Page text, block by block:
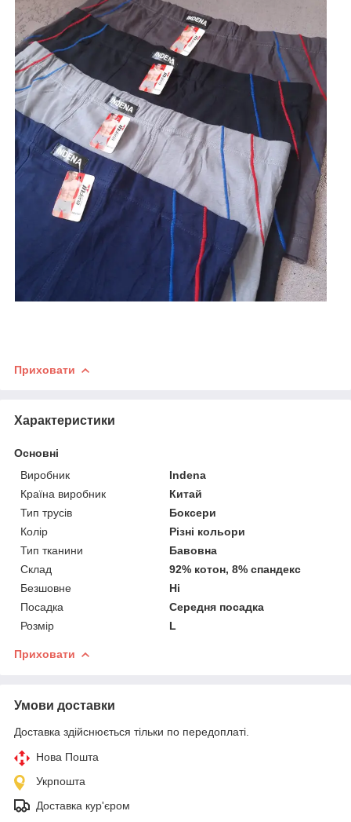
Приховати
Характеристики
Основні
Виробник
Indena
Країна виробник
Китай
Тип трусів
Боксери
Колір
Різні кольори
Тип тканини
Бавовна
Склад
92% котон, 8% спандекс
Безшовне
Ні
Посадка
Середня посадка
Розмір
L
Приховати
Умови доставки
Доставка здійснюється тільки по передоплаті.
Нова Пошта
Укрпошта
Доставка кур'єром